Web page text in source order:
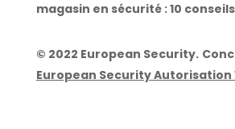
magasin en sécurité : 10
© 2022 European Security.
European Security Autorisation